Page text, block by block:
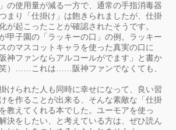
の使用量が減る一方で、通常の手指消毒器
り「仕掛け」は飽きられましたが、仕掛
が起こったことが確認されたそうです。
甲子園の「ラッキーの口」の例。ラッキー
のマスコットキャラを使った真実の口に
神ファンならアルコールがでます」と書か
）……これは……阪神ファンでなくても、
けられた人も同時に幸せになって、良い習
を作ることが出来る、そんな素敵な「仕掛
教えてくれる本でした。ユーモアを使っ
決をしたい、と考えている方は、ぜひ読ん